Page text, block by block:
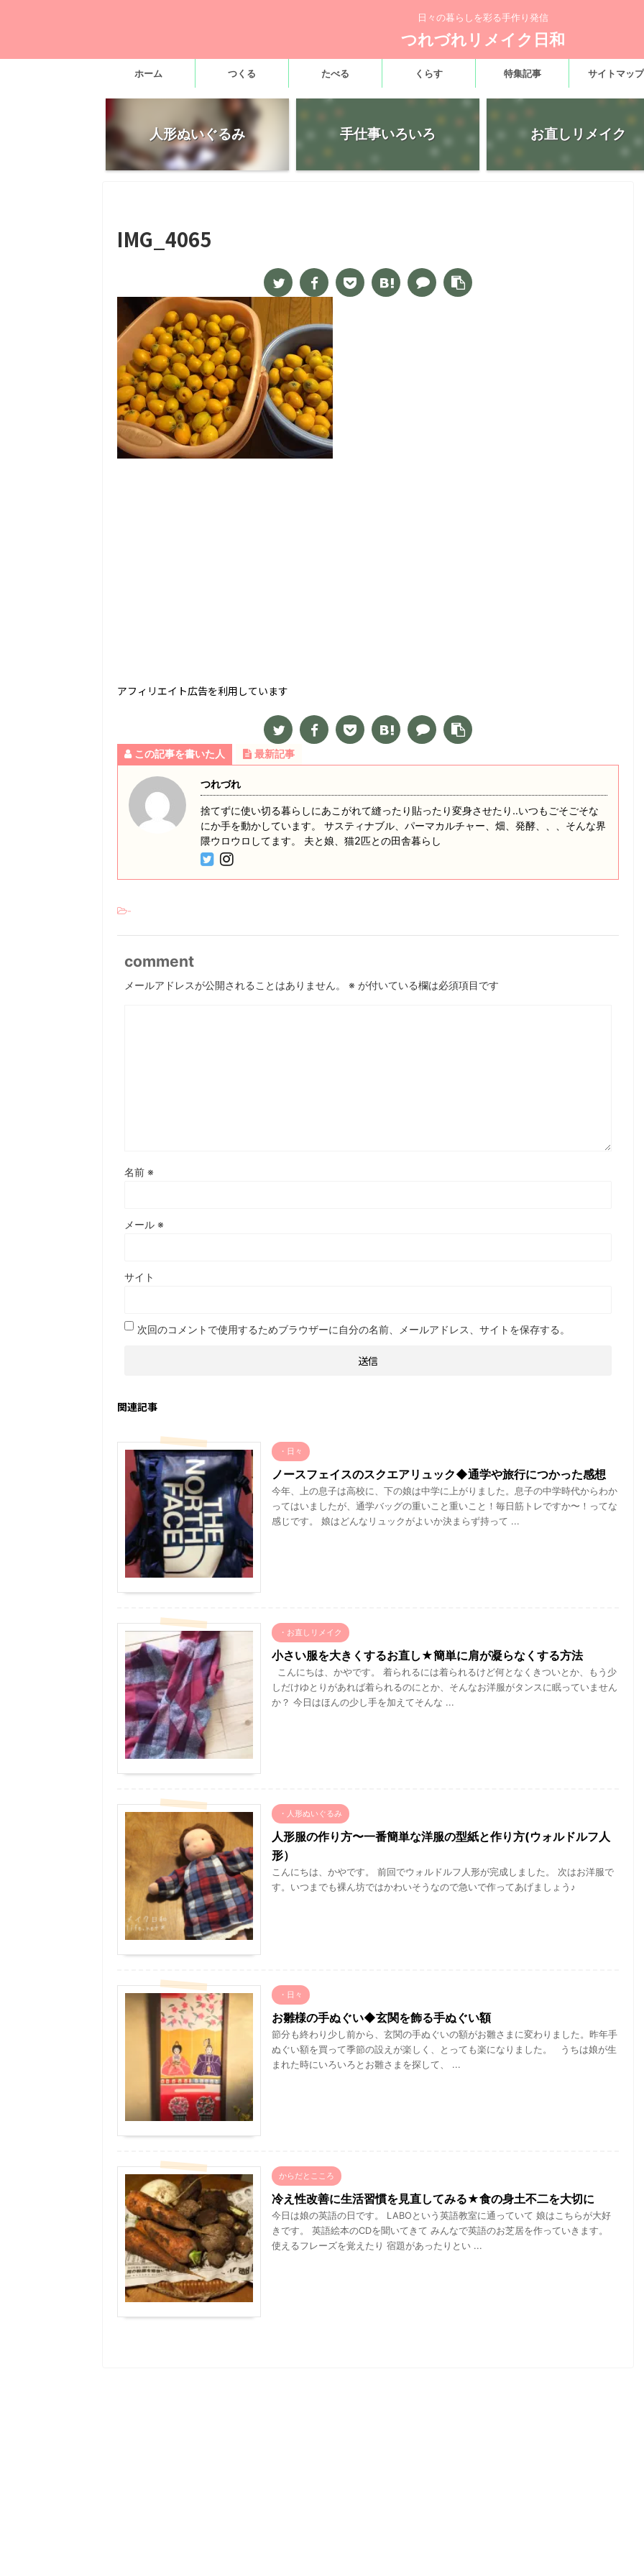
日々の暮らしを彩る手作り発信
つれづれリメイク日和
ホーム つくる たべる くらす 特集記事 サイトマップ
人形ぬいぐるみ 手仕事いろいろ お直しリメイク
IMG_4065
アフィリエイト広告を利用しています
この記事を書いた人 最新記事
つれづれ
捨てずに使い切る暮らしにあこがれて縫ったり貼ったり変身させたり‥いつもごそごそな
にか手を動かしています。 サスティナブル、パーマカルチャー、畑、発酵、、、そんな界
隈ウロウロしてます。 夫と娘、猫2匹との田舎暮らし
-
comment
メールアドレスが公開されることはありません。 ※ が付いている欄は必須項目です
名前 ※
メール ※
サイト
次回のコメントで使用するためブラウザーに自分の名前、メールアドレス、サイトを保存する。
関連記事
・日々
ノースフェイスのスクエアリュック◆通学や旅行につかった感想
今年、上の息子は高校に、下の娘は中学に上がりました。息子の中学時代からわか
ってはいましたが、通学バッグの重いこと重いこと！毎日筋トレですか〜！ってな
感じです。 娘はどんなリュックがよいか決まらず持って ...
・お直しリメイク
小さい服を大きくするお直し★簡単に肩が凝らなくする方法
こんにちは、かやです。 着られるには着られるけど何となくきついとか、もう少
しだけゆとりがあれば着られるのにとか、そんなお洋服がタンスに眠っていません
か？ 今日はほんの少し手を加えてそんな ...
・人形ぬいぐるみ
人形服の作り方〜一番簡単な洋服の型紙と作り方(ウォルドルフ人
形）
こんにちは、かやです。 前回でウォルドルフ人形が完成しました。 次はお洋服で
す。いつまでも裸ん坊ではかわいそうなので急いで作ってあげましょう♪
・日々
お雛様の手ぬぐい◆玄関を飾る手ぬぐい額
節分も終わり少し前から、玄関の手ぬぐいの額がお雛さまに変わりました。昨年手
ぬぐい額を買って季節の設えが楽しく、とっても楽になりました。 うちは娘が生
まれた時にいろいろとお雛さまを探して、 ...
からだとこころ
冷え性改善に生活習慣を見直してみる★食の身土不二を大切に
今日は娘の英語の日です。 LABOという英語教室に通っていて 娘はこちらが大好
きです。 英語絵本のCDを聞いてきて みんなで英語のお芝居を作っていきます。
使えるフレーズを覚えたり 宿題があったりとい ...